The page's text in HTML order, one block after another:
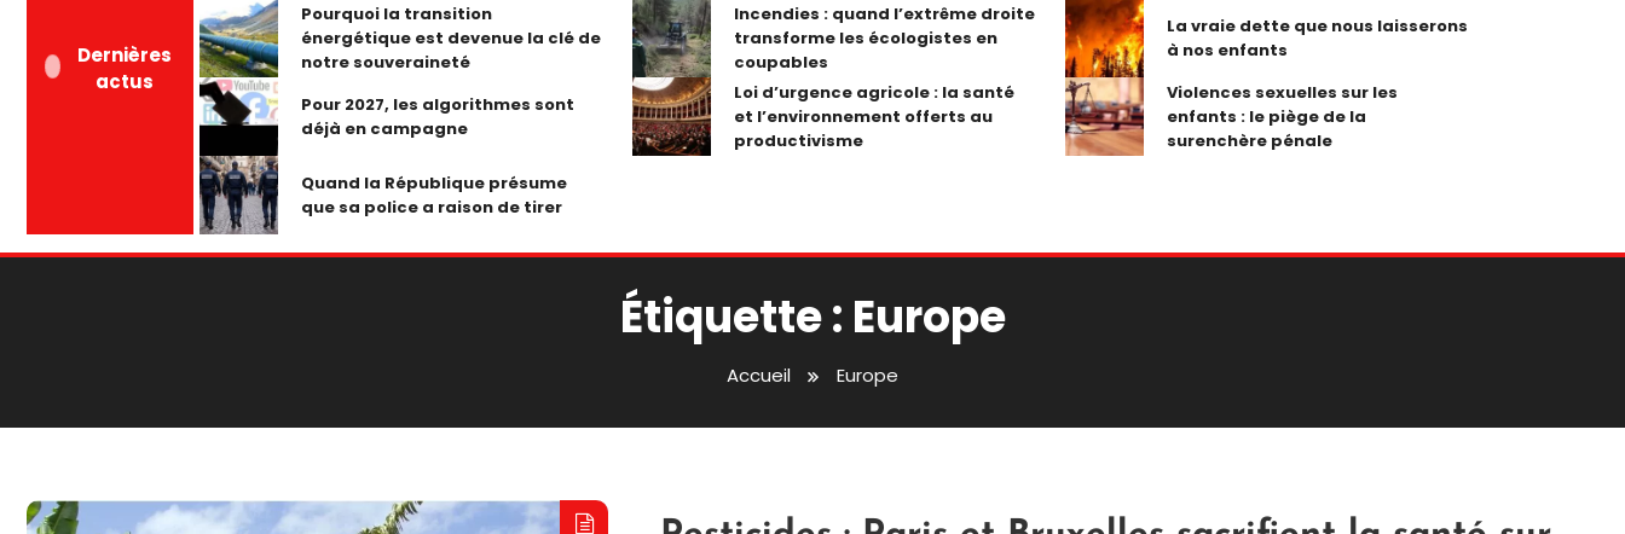
Dernières
actus
Pourquoi la transition
énergétique est devenue la clé de
notre souveraineté
Incendies : quand l’extrême droite
transforme les écologistes en
coupables
La vraie dette que nous laisserons
à nos enfants
Pour 2027, les algorithmes sont
déjà en campagne
Loi d’urgence agricole : la santé
et l’environnement offerts au
productivisme
Violences sexuelles sur les
enfants : le piège de la
surenchère pénale
Quand la République présume
que sa police a raison de tirer
Étiquette : Europe
Accueil Europe